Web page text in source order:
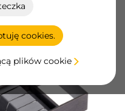
cookies.
plików cookie